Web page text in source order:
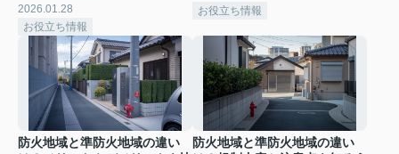
2026.01.28
お役立ち情報
お役立ち情報
防火地域と準防火地域の違い
防火地域と準防火地域の違い